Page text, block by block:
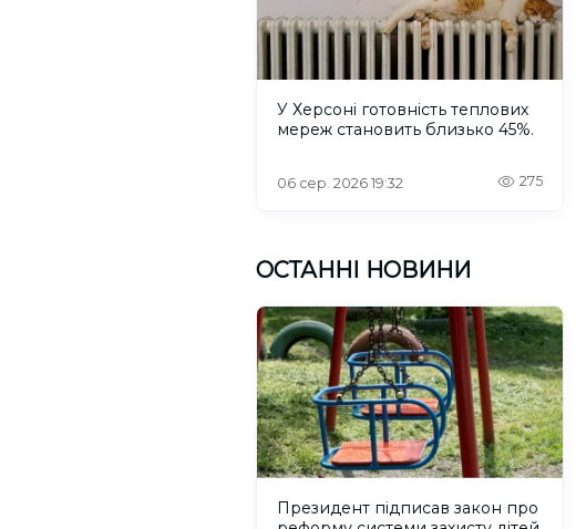
У Херсоні готовність теплових
мереж становить близько 45%.
06 сер. 2026 19:32 275
ОСТАННІ НОВИНИ
Президент підписав закон про